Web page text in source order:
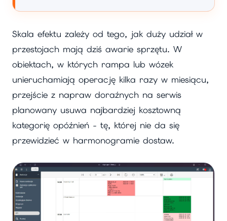
Skala efektu zależy od tego, jak duży udział w
przestojach mają dziś awarie sprzętu. W
obiektach, w których rampa lub wózek
unieruchamiają operację kilka razy w miesiącu,
przejście z napraw doraźnych na serwis
planowany usuwa najbardziej kosztowną
kategorię opóźnień - tę, której nie da się
przewidzieć w harmonogramie dostaw.